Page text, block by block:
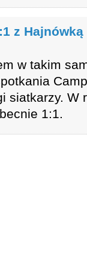
z Hajnówką
w takim
siatkarzy. W
1:1.